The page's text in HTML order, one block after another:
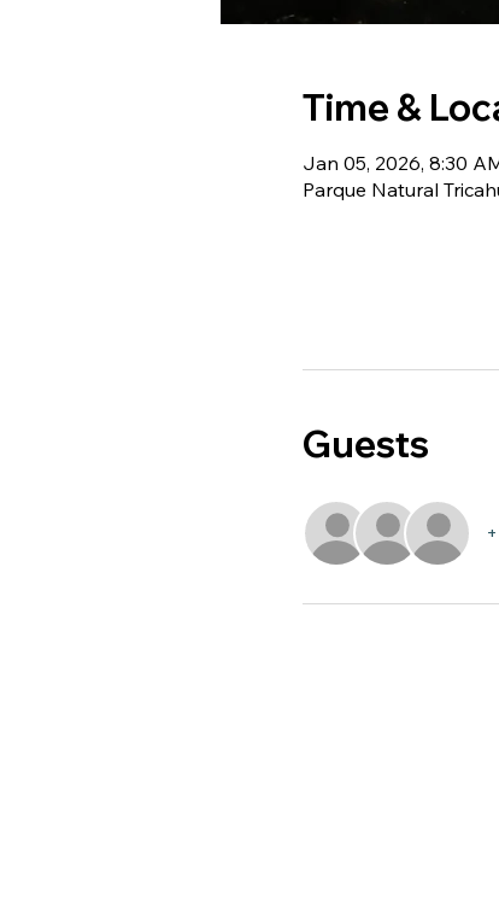
Time &
Jan 05, 2026, 8:30
Parque Natural
Guests